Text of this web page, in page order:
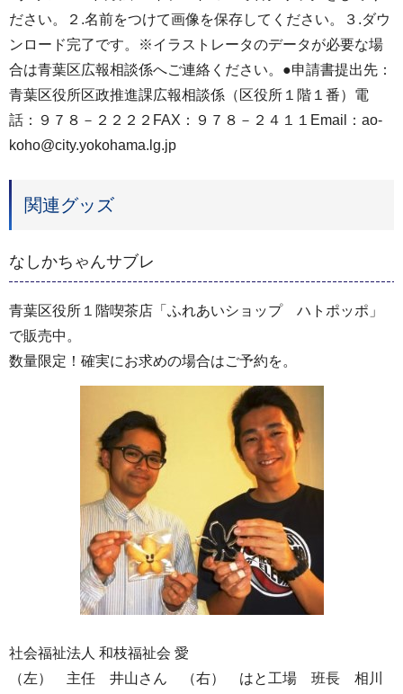
ださい。２.名前をつけて画像を保存してください。３.ダウ
ンロード完了です。※イラストレータのデータが必要な場
合は青葉区広報相談係へご連絡ください。●申請書提出先：
青葉区役所区政推進課広報相談係（区役所１階１番）電
話：９７８－２２２２FAX：９７８－２４１１Email：ao-
koho@city.yokohama.lg.jp
関連グッズ
なしかちゃんサブレ
青葉区役所１階喫茶店「ふれあいショップ ハトポッポ」
で販売中。
数量限定！確実にお求めの場合はご予約を。
社会福祉法人 和枝福祉会 愛
（左） 主任 井山さん （右） はと工場 班長 相川